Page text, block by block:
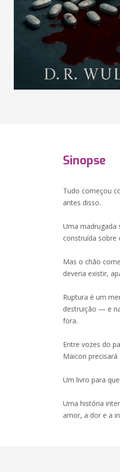
Sinopse
Tudo começou
antes disso.
Uma madrugada
construída sobre
Mas o chão
deveria existir,
Ruptura é um
destruição — e
fora.
Entre vozes do
Maicon
Um livro para
Uma história
amor, a dor e a